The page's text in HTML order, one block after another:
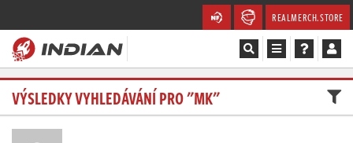
REALMERCH.STORE
Magazín
Recenze
VÝSLEDKY VYHLEDÁVÁNÍ PRO "MK"